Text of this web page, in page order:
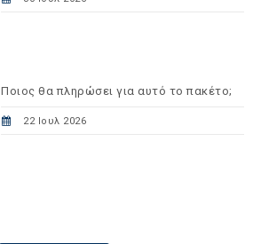
Ποιος θα πληρώσει για αυτό το πακέτο;
22 Ιουλ 2026